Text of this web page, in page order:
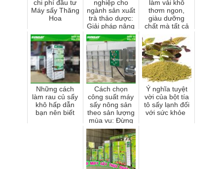
chi phí đầu tư
Máy sấy Thăng
Hoa
nghiệp cho
ngành sản xuất
trà thảo dược:
Giải pháp nâng
cấp quy trình
chế biến hiện
đại
làm vải khô
thơm ngon,
giàu dưỡng
chất mà tất cả
mọi người đều
yêu thích
Những cách
làm rau củ sấy
khô hấp dẫn
bạn nên biết
Cách chọn
công suất máy
sấy nông sản
theo sản lượng
mùa vụ: Đừng
để máy lớn mà
đầu ra không
ổn định
Ý nghĩa tuyệt
vời của bột tía
tô sấy lạnh đối
với sức khỏe